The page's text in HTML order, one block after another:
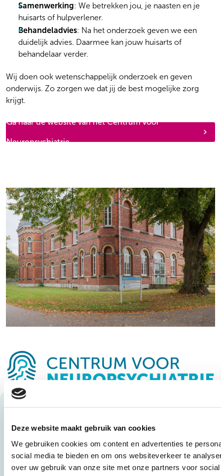
Deze website maakt gebruik van cookies
We gebruiken cookies om content en advertenties te
social media te bieden en om ons websiteverkeer te
over uw gebruik van onze site met onze partners voor
Samenwerking: We betrekken jou, je naasten en je
huisarts of hulpverlener.
Behandeladvies: Na het onderzoek geven we een
duidelijk advies. Daarmee kan jouw huisarts of
behandelaar verder.
Wij doen ook wetenschappelijk onderzoek en geven
onderwijs. Zo zorgen we dat jij de best mogelijke zorg
krijgt.
Ga naar de website van het Centrum voor
Neuropsychiatrie
Keurmerk TOPGGz
TOPGGz. Cliënten zijn daardoor verzekerd van zeer
specialistische en innovatieve zorg. De nieuwste inzichten
vanuit wetenschappelijk en cliëntgebonden onderzoek,
onderwijs en opleiding, worden meegenomen in de